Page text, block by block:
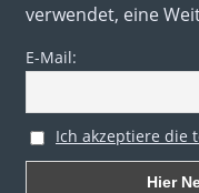
verwendet, eine
E-Mail:
Ich akzeptiere die